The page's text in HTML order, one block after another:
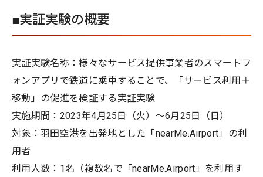
■実証実験の概要
実証実験名称：様々なサービス提供事業者のスマートフ
ォンアプリで鉄道に乗車することで、「サービス利用＋
移動」の促進を検証する実証実験
実施期間：2023年4月25日（火）～6月25日（日）
対象：羽田空港を出発地とした「nearMe.Airport」の利
用者
利用人数：1名（複数名で「nearMe.Airport」を利用す